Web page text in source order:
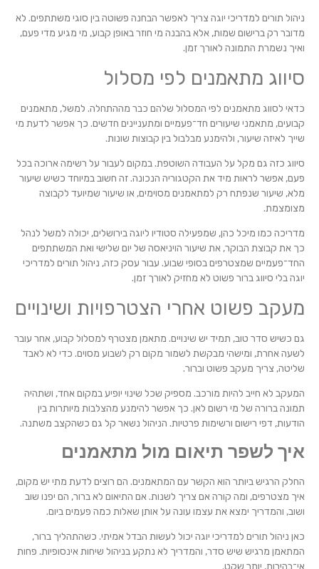
ניהול תורים למדריכי יוגה צריך לאפשר הבחנה פשוטה בין סוגי משתתפים. לא
מדובר רק ברישום שמות, אלא בהבנה מי חוזר באופן קבוע, מי מגיע מדי פעם,
ואיך נשמרת התמונה לאורך זמן.
סיווג מתאמנים לפי מסלול
כדאי לסווג מתאמנים לפי המסלול שלהם כבר מההתחלה. למשל, מתאמנים
קבועים, מתאמני שיעורים חד־פעמיים ומתעניינים חדשים. כך אפשר לדעת מי
שייך לאיזה שיעור, ולהימנע מבלבול בין קבוצות שונות.
סיווג כזה גם מקל על העבודה השוטפת. במקום לעבור על רשימה ארוכה בכל
פעם, אפשר לראות מיד את הקטגוריה הנכונה. זה חשוב במיוחד כשיש שיעור
מלא, שיעור שנפתח רק למתאמנים מסוימים, או שיעור שמיועד לקבוצה
מצומצמת.
מדריכה כמו מיכל כהן, שמפעילה סטודיו ליוגה בירושלים, יכולה למשל לנהל
כך את קבוצת הבוקר, את שיעור הויניאסה של יום שלישי ואת המשתתפים
החד־פעמיים שמצטרפים בסופי שבוע. עבור עסק כזה, ניהול תורים למדריכי
יוגה בלי סיווג ברור פשוט לא מחזיק לאורך זמן.
מעקב פשוט אחרי הצטרפויות ושינויים
גם כשיש סדר טוב, תמיד יש שינויים. מתאמן מצטרף למסלול קבוע, אחר עובר
לשעה אחרת, ומישהי מבקשת לשמור מקום רק לשבוע מסוים. כדי לא לאבד
שליטה, צריך מעקב פשוט וברור.
המעקב לא חייב להיות מורכב. מספיק שכל שינוי יופיע במקום אחד, ושתהיה
תמונה ברורה של מי רשום לאן. כך אפשר להימנע מהצלבות מיותרות בין
הודעות, דפי רישום ורשימות פרטיות. הניהול נשאר קל גם כשהקצב משתנה.
איך לשפר תיאום מול מתאמנים
החלק הרגיש ביותר הוא הקשר עם המתאמנים. הם רוצים לדעת מתי יש מקום,
איך מצטרפים, ומה קורה אם צריך לשנות. אם התיאום לא ברור, הם יפנו שוב
ושוב, והמדריך ימצא את עצמו עונה על אותן שאלות כמה פעמים ביום.
כאן ניהול תורים למדריכי יוגה יכול לעשות הבדל אמיתי. כשהתהליך ברור,
המתאמן מרגיש שיש סדר, והמדריך לא נתקע בניהול שיחות אינסופיות. פחות
אי־בהירות, יותר שקט.